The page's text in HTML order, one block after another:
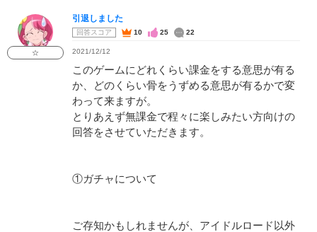
☆
引退しました
回答スコア 10 25 22
2021/12/12
このゲームにどれくらい課金をする意思が有る
か、どのくらい骨をうずめる意思が有るかで変
わって来ますが。
とりあえず無課金で程々に楽しみたい方向けの
回答をさせていただきます。
①ガチャについて
ご存知かもしれませんが、アイドルロード以外